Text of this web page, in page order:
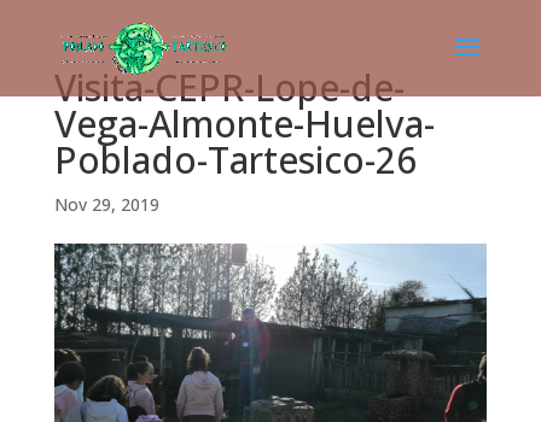
Visita-CEPR-Lope-de-
Vega-Almonte-Huelva-
Poblado-Tartesico-26
Nov 29, 2019